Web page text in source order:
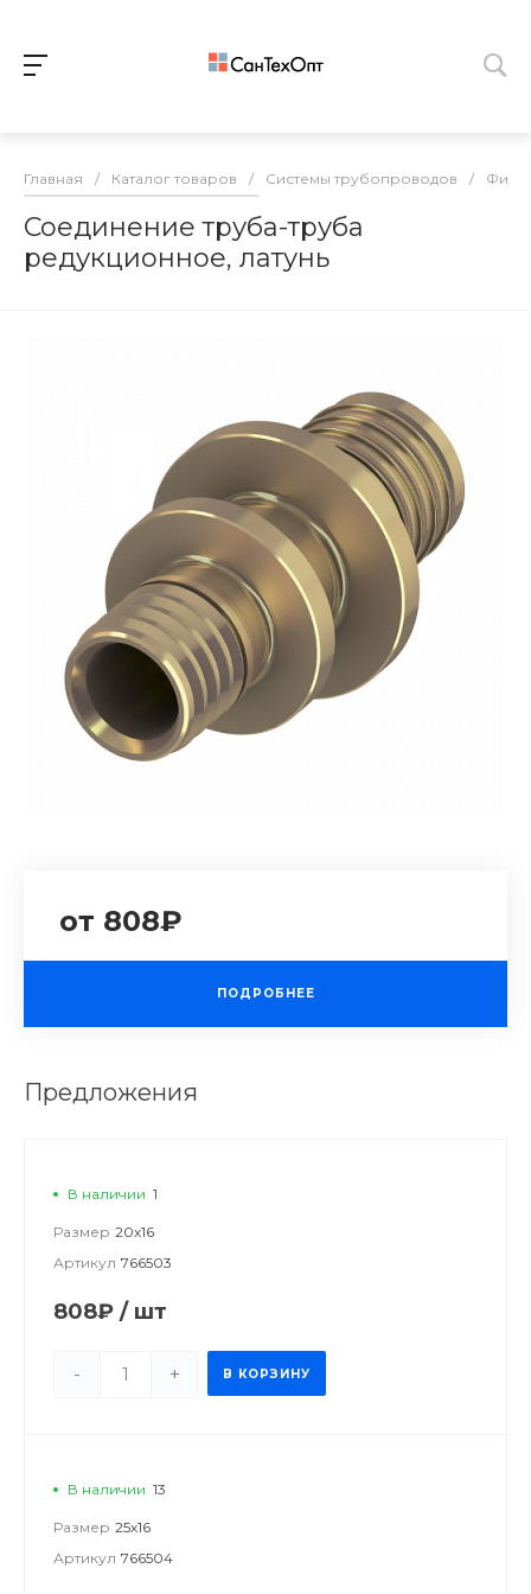
Главная / Каталог товаров / Системы трубопроводов /
Соединение труба-труба
редукционное, латунь
от 808₽
ПОДРОБНЕЕ
Предложения
В наличии 1
Размер 20х16
Артикул 766503
808₽ / шт
- + В КОРЗИНУ
В наличии 13
Размер 25х16
Артикул 766504